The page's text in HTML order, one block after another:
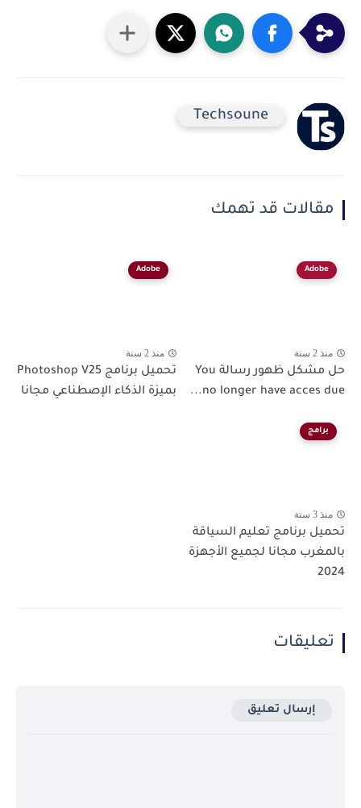
Techsoune
مقالات قد تهمك
Adobe
منذ 2 سنة
حل مشكل ظهور رسالة You
no longer have acces due...
Adobe
منذ 2 سنة
تحميل برنامج Photoshop V25
بميزة الذكاء الإصطناعي مجانا
برامج
منذ 3 سنة
تحميل برنامج تعليم السياقة
بالمغرب مجانا لجميع الأجهزة
2024
تعليقات
إرسال تعليق